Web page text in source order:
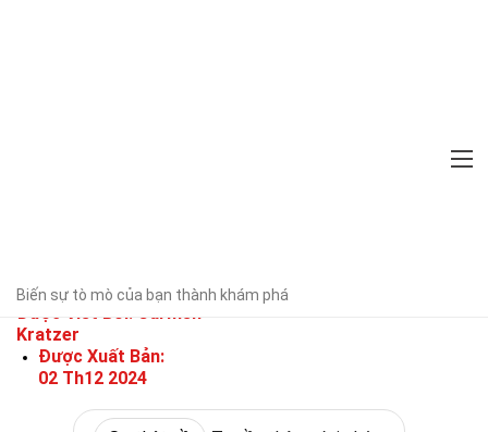
Biến sự tò mò của bạn thành khám phá
Truyền
Được Viết Bởi: Carmen
Kratzer
Được Xuất Bản:
02 Th12 2024
Đã được chuyên gia xác minh
dẫn biên tập